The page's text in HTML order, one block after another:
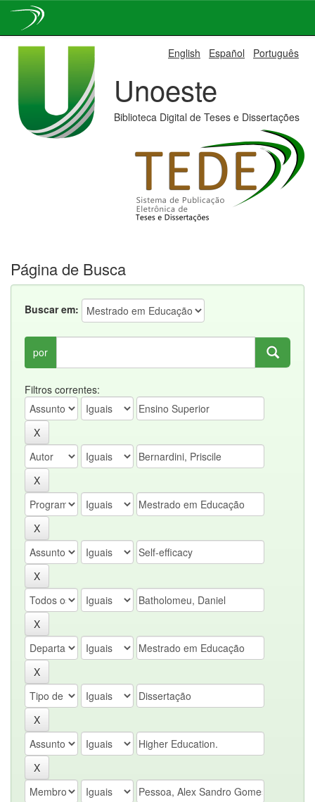
English Español Português
Unoeste
Biblioteca Digital de Teses e Dissertações
Página de Busca
Buscar em:
por
Filtros correntes: